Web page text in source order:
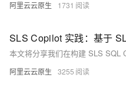
阿里云云原生 1731
阿里云云原生 3255